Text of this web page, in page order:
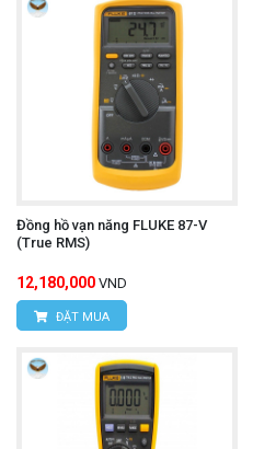
Đồng hồ vạn năng FLUKE 87-V
(True RMS)
12,180,000 VND
ĐẶT MUA